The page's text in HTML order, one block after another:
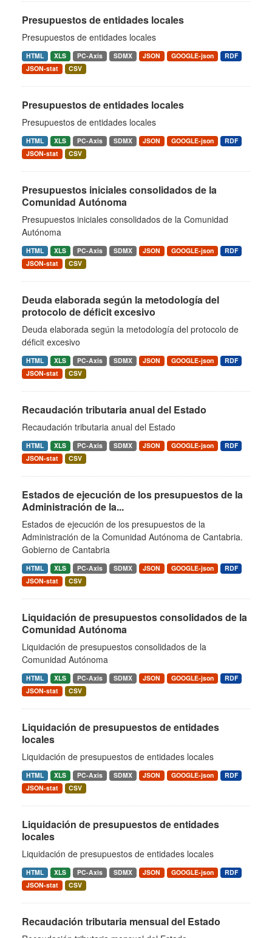
Presupuestos de entidades locales
Presupuestos de entidades locales
HTML XLS PC-Axis SDMX JSON GOOGLE-json
RDF
JSON-stat
CSV
Presupuestos de entidades locales
Presupuestos de entidades locales
HTML XLS PC-Axis SDMX JSON GOOGLE-json
RDF
JSON-stat
CSV
Presupuestos iniciales consolidados de la
Comunidad Autónoma
Presupuestos iniciales consolidados de la Comunidad
Autónoma
HTML XLS PC-Axis SDMX JSON GOOGLE-json
RDF
JSON-stat
CSV
Deuda elaborada según la metodología del
protocolo de déficit excesivo
Deuda elaborada según la metodología del protocolo de
déficit excesivo
HTML XLS PC-Axis SDMX JSON GOOGLE-json
RDF
JSON-stat
CSV
Recaudación tributaria anual del Estado
Recaudación tributaria anual del Estado
HTML XLS PC-Axis SDMX JSON GOOGLE-json
RDF
JSON-stat
CSV
Estados de ejecución de los presupuestos de la
Administración de la...
Estados de ejecución de los presupuestos de la
Administración de la Comunidad Autónoma de Cantabria.
Gobierno de Cantabria
HTML XLS PC-Axis SDMX JSON GOOGLE-json
RDF
JSON-stat
CSV
Liquidación de presupuestos consolidados de la
Comunidad Autónoma
Liquidación de presupuestos consolidados de la
Comunidad Autónoma
HTML XLS PC-Axis SDMX JSON GOOGLE-json
RDF
JSON-stat
CSV
Liquidación de presupuestos de entidades
locales
Liquidación de presupuestos de entidades locales
HTML XLS PC-Axis SDMX JSON GOOGLE-json
RDF
JSON-stat
CSV
Liquidación de presupuestos de entidades
locales
Liquidación de presupuestos de entidades locales
HTML XLS PC-Axis SDMX JSON GOOGLE-json
RDF
JSON-stat
CSV
Recaudación tributaria mensual del Estado